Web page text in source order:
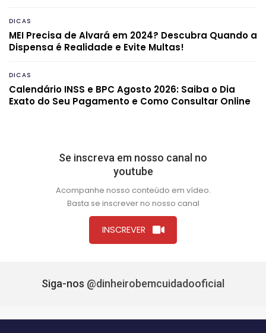
DICAS
MEI Precisa de Alvará em 2024? Descubra Quando a
Dispensa é Realidade e Evite Multas!
DICAS
Calendário INSS e BPC Agosto 2026: Saiba o Dia
Exato do Seu Pagamento e Como Consultar Online
Se inscreva em nosso canal no
youtube
Acompanhe nosso conteúdo em vídeo.
Basta se inscrever no nosso canal
INSCREVER
Siga-nos @dinheirobemcuidadooficial